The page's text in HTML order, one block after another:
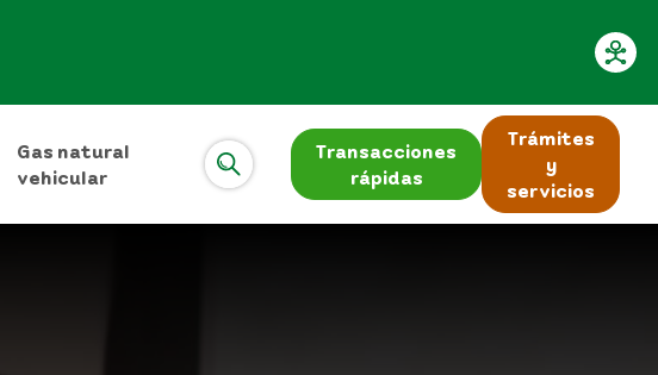
Gas natural
vehicular
Transacciones
rápidas
Trámites
y
servicios